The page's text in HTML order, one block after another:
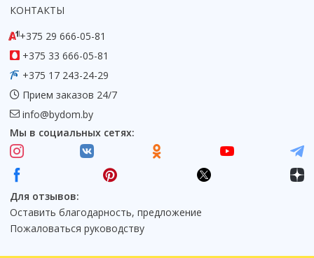
КОНТАКТЫ
+375 29 666-05-81
+375 33 666-05-81
+375 17 243-24-29
Прием заказов 24/7
info@bydom.by
Мы в социальных сетях:
Для отзывов:
Оставить благодарность, предложение
Пожаловаться руководству